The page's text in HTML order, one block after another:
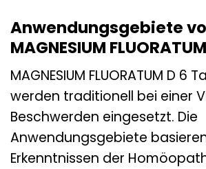
Anwendungsgebiete
MAGNESIUM
MAGNESIUM FLUORATUM D 6
werden traditionell bei einer
Beschwerden eingesetzt. Die
Anwendungsgebiete
Erkenntnissen der